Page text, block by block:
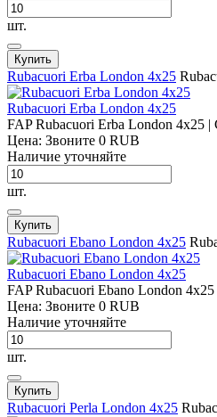
шт.
Купить
Rubacuori Erba London 4x25
Rubacuori Erba London 4x25
FAP Rubacuori Erba London 4x25 |
Цена: Звоните 0 RUB
Наличие уточняйте
шт.
Купить
Rubacuori Ebano London 4x25
Rubacuori Ebano London 4x25
FAP Rubacuori Ebano London
Цена: Звоните 0 RUB
Наличие уточняйте
шт.
Купить
Rubacuori Perla London 4x25